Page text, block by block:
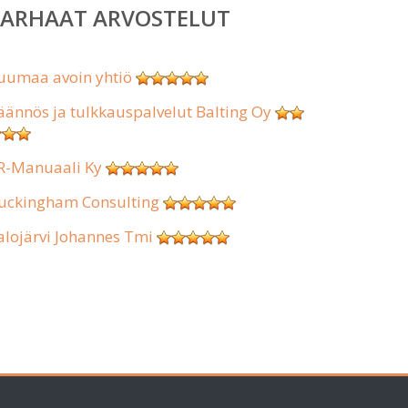
ARVOSTELUT
avoin yhtiö
ja tulkkauspalvelut Balting Oy
Manuaali Ky
Consulting
Johannes Tmi